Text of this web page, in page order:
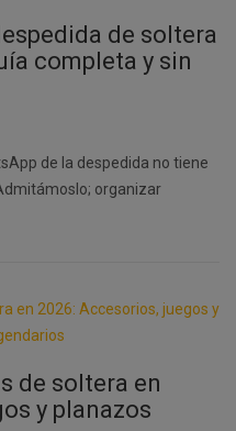
de soltera
completa y sin
de la despedida no tiene
organizar
de soltera en
y planazos